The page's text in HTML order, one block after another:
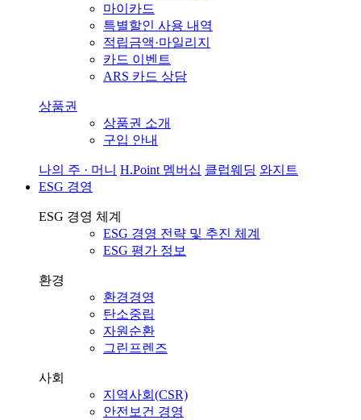
마이카드
특별할인 사용 내역
적립금액·마일리지
카드 이벤트
ARS 카드 상담
상품권
상품권 소개
구입 안내
나의 주 · 머니 H.Point 멤버십 클럽웨딩 와지트
ESG 경영
ESG 경영 체계
ESG 경영 전략 및 추진 체계
ESG 평가 정보
환경
환경경영
탄소중립
자원순환
그린프렌즈
사회
지역사회(CSR)
안전보건 경영